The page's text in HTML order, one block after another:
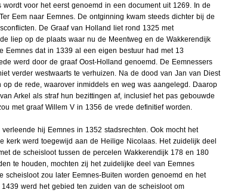
voor het eerst genoemd in een document uit 1269. In de
Eem naar Eemnes. De ontginning kwam steeds dichter bij de
De Graaf van Holland liet rond 1325 met
liep op de plaats waar nu de Meentweg en de Wakkerendijk
Eemnes dat in 1339 al een eigen bestuur had met 13
werd door de graaf Oost-Holland genoemd. De Eemnessers
verder westwaarts te verhuizen. Na de dood van Jan van Diest
de rede, waarover inmiddels en weg was aangelegd. Daarop
Arkel als straf hun bezittingen af, inclusief het pas gebouwde
met graaf Willem V in 1356 de vrede definitief worden.
hij Eemnes in 1352 stadsrechten. Ook mocht het
kerk werd toegewijd aan de Heilige Nicolaas. Het zuidelijk deel
de scheisloot tussen de percelen Wakkerendijk 178 en 180
te houden, mochten zij het zuidelijke deel van Eemnes
zou later Eemnes-Buiten worden genoemd en het
werd het gebied ten zuiden van de scheisloot om